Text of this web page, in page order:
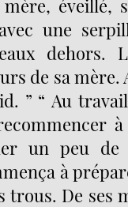
une
dehors.
de sa mère.
” “ Au
un peu de
à
trous. De ses